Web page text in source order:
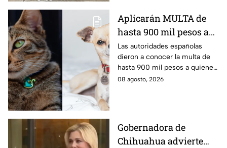
Aplicarán MULTA de
hasta 900 mil pesos a
quienes NO
REGISTREN a su
mascota
Las autoridades españolas
dieron a conocer la multa de
hasta 900 mil pesos a quienes
no registren a su mascota
08 agosto, 2026
Gobernadora de
Chihuahua advierte